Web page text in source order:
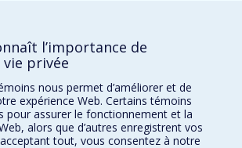
Département?
l’importance de
privée
nous permet d’améliorer et de
expérience Web. Certains témoins
pour assurer le fonctionnement et la
alors que d’autres enregistrent vos
tout, vous consentez à notre